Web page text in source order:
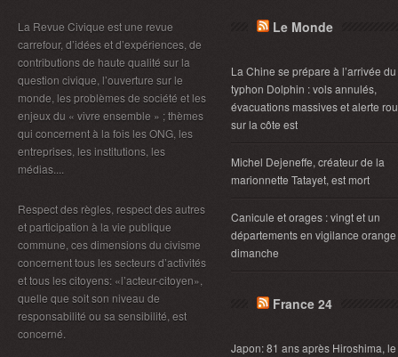
La Revue Civique est une revue
carrefour, d’idées et d’expériences, de
contributions de haute qualité sur la
question civique, l’ouverture sur le
monde, les problèmes de société et les
enjeux du « vivre ensemble » ; thèmes
qui concernent à la fois les ONG, les
entreprises, les institutions, les
médias....
Respect des règles, respect des autres
et participation à la vie publique
commune, ces dimensions du civisme
concernent tous les secteurs d’activités
et tous les citoyens: «l’acteur-citoyen»,
quelle que soit son niveau de
responsabilité ou sa sensibilité, est
concerné.
Le Monde
La Chine se prépare à l’arrivée du
typhon Dolphin : vols annulés,
évacuations massives et alerte
sur la côte est
Michel Dejeneffe, créateur de la
marionnette Tatayet, est mort
Canicule et orages : vingt et un
départements en vigilance orange
dimanche
France 24
Japon: 81 ans après Hiroshima,